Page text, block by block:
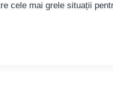
cele mai grele situații